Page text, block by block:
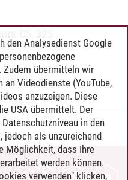
den Analysedienst Google
Zudem übermitteln wir
an Videodienste (YouTube,
anzuzeigen. Diese
USA übermittelt. Der
in den
jedoch als unzureichend
Möglichkeit, dass Ihre
werden können.
verwenden" klicken,